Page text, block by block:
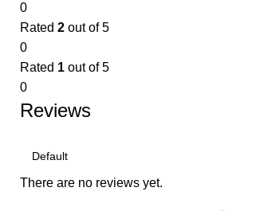
0
Rated 2 out of 5
0
Rated 1 out of 5
0
Reviews
There are no reviews yet.